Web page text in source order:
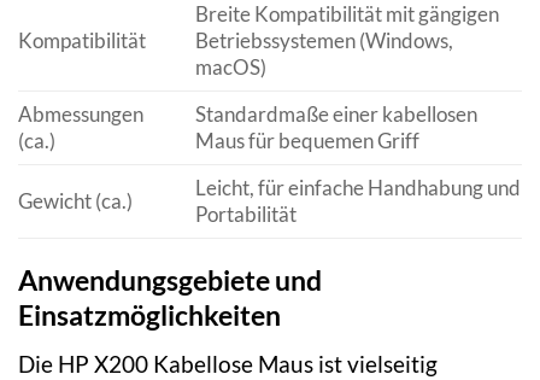
Kompatibilität
Breite Kompatibilität mit gängigen
Betriebssystemen (Windows,
macOS)
Abmessungen
(ca.)
Standardmaße einer kabellosen
Maus für bequemen Griff
Gewicht (ca.)
Leicht, für einfache Handhabung und
Portabilität
Anwendungsgebiete und
Einsatzmöglichkeiten
Die HP X200 Kabellose Maus ist vielseitig